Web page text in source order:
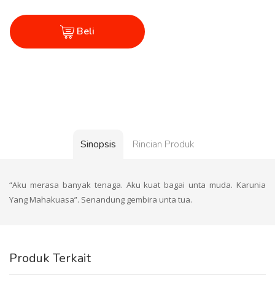
Beli
Sinopsis Rincian Produk
“Aku merasa banyak tenaga. Aku kuat bagai unta muda. Karunia
Yang Mahakuasa”. Senandung gembira unta tua.
Produk Terkait